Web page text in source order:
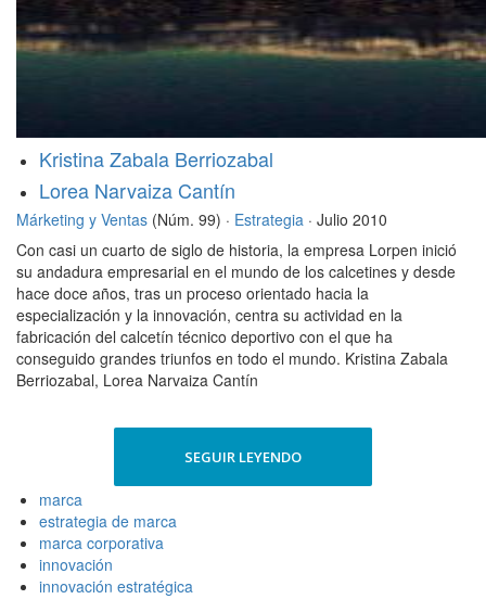
Kristina Zabala Berriozabal
Lorea Narvaiza Cantín
Márketing y Ventas (Núm. 99) · Estrategia · Julio 2010
Con casi un cuarto de siglo de historia, la empresa Lorpen inició
su andadura empresarial en el mundo de los calcetines y desde
hace doce años, tras un proceso orientado hacia la
especialización y la innovación, centra su actividad en la
fabricación del calcetín técnico deportivo con el que ha
conseguido grandes triunfos en todo el mundo. Kristina Zabala
Berriozabal, Lorea Narvaiza Cantín
SEGUIR LEYENDO
marca
estrategia de marca
marca corporativa
innovación
innovación estratégica